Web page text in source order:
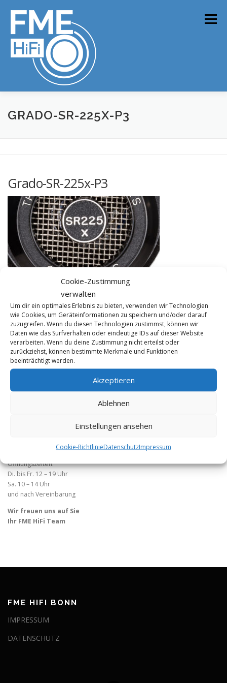
Cookie-Zustimmung
verwalten
Um dir ein optimales Erlebnis zu bieten, verwenden wir Technologien
wie Cookies, um Geräteinformationen zu speichern und/oder darauf
zuzugreifen. Wenn du diesen Technologien zustimmst, können wir
Daten wie das Surfverhalten oder eindeutige IDs auf dieser Website
verarbeiten. Wenn du deine Zustimmung nicht erteilst oder
zurückziehst, können bestimmte Merkmale und Funktionen
beeinträchtigt werden.
Akzeptieren
Ablehnen
Einstellungen ansehen
Cookie-RichtlinieDatenschutzImpressum
springen
Menü
ONLINE-SHOP NEWS PRODUKTE
GRADO-SR-225X-P3
Grado-SR-225x-P3
info@fme-hifi.de
Öffnungszeiten:
Di. bis Fr. 12 – 19 Uhr
Sa. 10 – 14 Uhr
und nach Vereinbarung
Wir freuen uns auf Sie
Ihr FME HiFi Team
FME HIFI BONN
IMPRESSUM
DATENSCHUTZ